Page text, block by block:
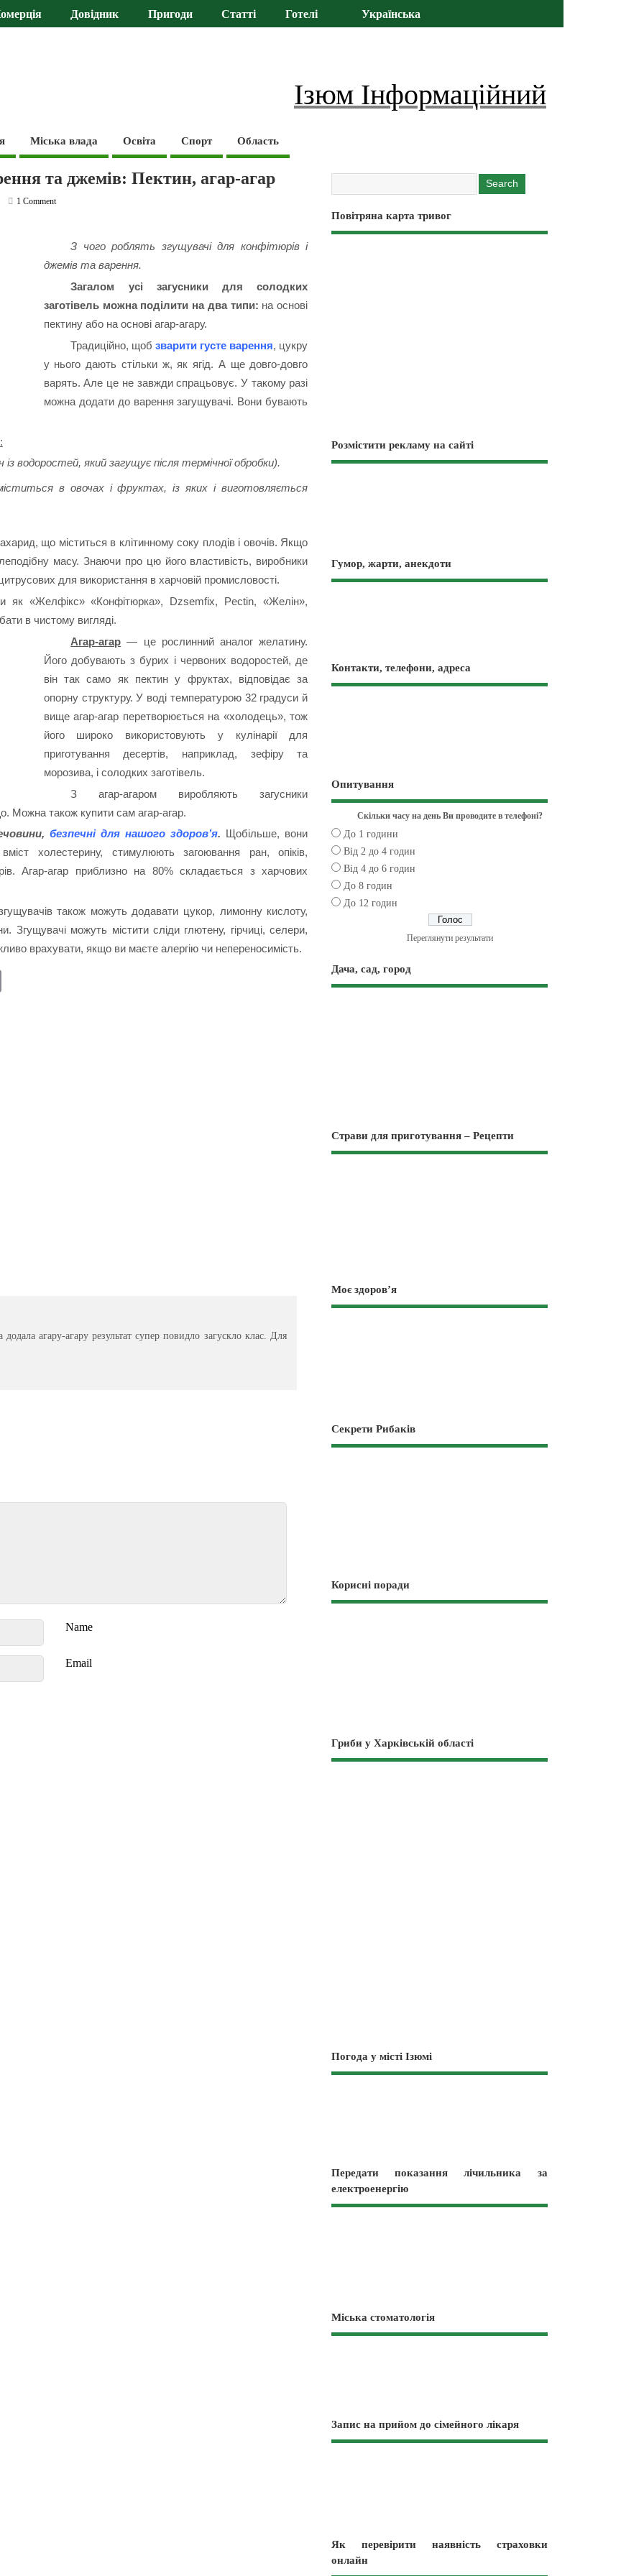
Довідник Пригоди Статті Готелі Українська
Ізюм Інформаційний
Міська влада Освіта Спорт Область
та джемів: Пектин, агар-агар
1 Comment
З чого роблять згущувачі для конфітюрів і
джемів та варення.
Загалом усі загусники для солодких
заготівель можна поділити на два типи: на основі
пектину або на основі агар-агару.
Традиційно, щобзварити густе варення, цукру
у нього дають стільки ж, як ягід. А ще довго-довго
варять. Але це не завжди спрацьовує. У такому разі
можна додати до варення загущувачі. Вони бувають
водоростей, який загущує після термічної обробки).
в овочах і фруктах, із яких і виготовляється
що міститься в клітинному соку плодів і овочів. Якщо
масу. Знаючи про цю його властивість, виробники
для використання в харчовій промисловості.
як «Желфікс» «Конфітюрка», Dzsemfix, Pectin, «Желін»,
в чистому вигляді.
Агар-агар — це рослинний аналог желатину.
Його добувають з бурих і червоних водоростей, де
він так само як пектин у фруктах, відповідає за
опорну структуру. У воді температурою 32 градуси й
вище агар-агар перетворюється на «холодець», тож
його широко використовують у кулінарії для
приготування десертів, наприклад, зефіру та
морозива, і солодких заготівель.
З агар-агаром виробляють загусники
Можна також купити сам агар-агар.
безпечні для нашого здоров’я. Щобільше, вони
холестерину, стимулюють загоювання ран, опіків,
Агар-агар приблизно на 80% складається з харчових
також можуть додавати цукор, лимонну кислоту,
Згущувачі можуть містити сліди глютену, гірчиці, селери,
врахувати, якщо ви маєте алергію чи непереносимість.
агару-агару результат супер повидло загускло клас. Для
Name
Email
Повітряна карта тривог
Розмістити рекламу на сайті
Гумор, жарти, анекдоти
Контакти, телефони, адреса
Опитування
Скільки часу на день Ви проводите в телефоні?
До 1 години
Від 2 до 4 годин
Від 4 до 6 годин
До 8 годин
До 12 годин
Переглянути результати
Дача, сад, город
Страви для приготування – Рецепти
Моє здоров’я
Секрети Рибаків
Корисні поради
Гриби у Харківській області
Погода у місті Ізюмі
Передати показання лічильника за
електроенергію
Міська стоматологія
Запис на прийом до сімейного лікаря
Як перевірити наявність страховки
онлайн